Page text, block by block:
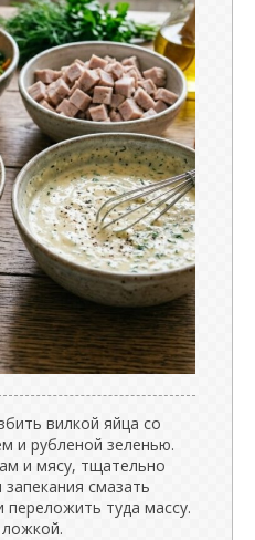
вилкой яйца со
и рубленой зеленью.
и мясу, тщательно
смазать
туда массу.